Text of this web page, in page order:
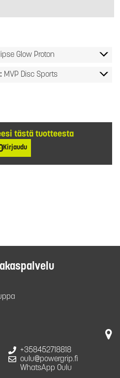
Glow Proton
MVP Disc Sports
tästä tuotteesta
Kirjaudu
+358452718818
oulu@powergrip.fi
WhatsApp Oulu